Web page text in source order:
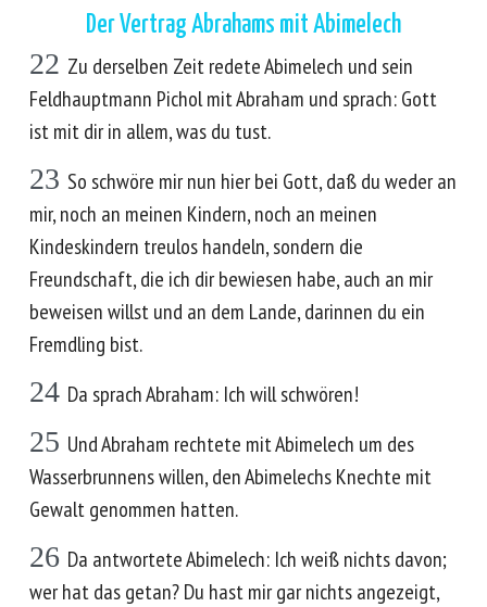
Der Vertrag Abrahams mit Abimelech
22 Zu derselben Zeit redete Abimelech und sein
Feldhauptmann Pichol mit Abraham und sprach: Gott
ist mit dir in allem, was du tust.
23 So schwöre mir nun hier bei Gott, daß du weder an
mir, noch an meinen Kindern, noch an meinen
Kindeskindern treulos handeln, sondern die
Freundschaft, die ich dir bewiesen habe, auch an mir
beweisen willst und an dem Lande, darinnen du ein
Fremdling bist.
24 Da sprach Abraham: Ich will schwören!
25 Und Abraham rechtete mit Abimelech um des
Wasserbrunnens willen, den Abimelechs Knechte mit
Gewalt genommen hatten.
26 Da antwortete Abimelech: Ich weiß nichts davon;
wer hat das getan? Du hast mir gar nichts angezeigt,